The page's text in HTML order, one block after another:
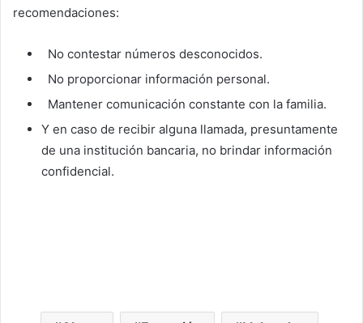
recomendaciones:
No contestar números desconocidos.
No proporcionar información personal.
Mantener comunicación constante con la familia.
Y en caso de recibir alguna llamada, presuntamente
de una institución bancaria, no brindar información
confidencial.